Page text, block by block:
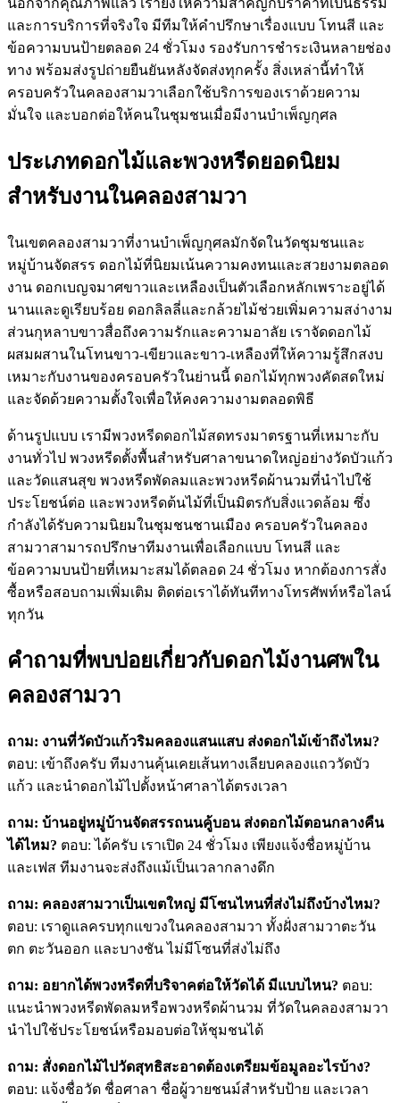
และการบริการที่จริงใจ มีทีมให้คำปรึกษาเรื่องแบบ โทนสี และ
ข้อความบนป้ายตลอด 24 ชั่วโมง รองรับการชำระเงินหลายช่อง
ทาง พร้อมส่งรูปถ่ายยืนยันหลังจัดส่งทุกครั้ง สิ่งเหล่านี้ทำให้
ครอบครัวในคลองสามวาเลือกใช้บริการของเราด้วยความ
มั่นใจ และบอกต่อให้คนในชุมชนเมื่อมีงานบำเพ็ญกุศล
ประเภทดอกไม้และพวงหรีดยอดนิยม
สำหรับงานในคลองสามวา
ในเขตคลองสามวาที่งานบำเพ็ญกุศลมักจัดในวัดชุมชนและ
หมู่บ้านจัดสรร ดอกไม้ที่นิยมเน้นความคงทนและสวยงามตลอด
งาน ดอกเบญจมาศขาวและเหลืองเป็นตัวเลือกหลักเพราะอยู่ได้
นานและดูเรียบร้อย ดอกลิลลี่และกล้วยไม้ช่วยเพิ่มความสง่างาม
ส่วนกุหลาบขาวสื่อถึงความรักและความอาลัย เราจัดดอกไม้
ผสมผสานในโทนขาว-เขียวและขาว-เหลืองที่ให้ความรู้สึกสงบ
เหมาะกับงานของครอบครัวในย่านนี้ ดอกไม้ทุกพวงคัดสดใหม่
และจัดด้วยความตั้งใจเพื่อให้คงความงามตลอดพิธี
ด้านรูปแบบ เรามีพวงหรีดดอกไม้สดทรงมาตรฐานที่เหมาะกับ
งานทั่วไป พวงหรีดตั้งพื้นสำหรับศาลาขนาดใหญ่อย่างวัดบัวแก้ว
และวัดแสนสุข พวงหรีดพัดลมและพวงหรีดผ้านวมที่นำไปใช้
ประโยชน์ต่อ และพวงหรีดต้นไม้ที่เป็นมิตรกับสิ่งแวดล้อม ซึ่ง
กำลังได้รับความนิยมในชุมชนชานเมือง ครอบครัวในคลอง
สามวาสามารถปรึกษาทีมงานเพื่อเลือกแบบ โทนสี และ
ข้อความบนป้ายที่เหมาะสมได้ตลอด 24 ชั่วโมง หากต้องการสั่ง
ซื้อหรือสอบถามเพิ่มเติม ติดต่อเราได้ทันทีทางโทรศัพท์หรือไลน์
ทุกวัน
คำถามที่พบบ่อยเกี่ยวกับดอกไม้งานศพใน
คลองสามวา
ถาม: งานที่วัดบัวแก้วริมคลองแสนแสบ ส่งดอกไม้เข้าถึงไหม?
ตอบ: เข้าถึงครับ ทีมงานคุ้นเคยเส้นทางเลียบคลองแถววัดบัว
แก้ว และนำดอกไม้ไปตั้งหน้าศาลาได้ตรงเวลา
ถาม: บ้านอยู่หมู่บ้านจัดสรรถนนคู้บอน ส่งดอกไม้ตอนกลางคืน
ได้ไหม? ตอบ: ได้ครับ เราเปิด 24 ชั่วโมง เพียงแจ้งชื่อหมู่บ้าน
และเฟส ทีมงานจะส่งถึงแม้เป็นเวลากลางดึก
ถาม: คลองสามวาเป็นเขตใหญ่ มีโซนไหนที่ส่งไม่ถึงบ้างไหม?
ตอบ: เราดูแลครบทุกแขวงในคลองสามวา ทั้งฝั่งสามวาตะวัน
ตก ตะวันออก และบางชัน ไม่มีโซนที่ส่งไม่ถึง
ถาม: อยากได้พวงหรีดที่บริจาคต่อให้วัดได้ มีแบบไหน? ตอบ:
แนะนำพวงหรีดพัดลมหรือพวงหรีดผ้านวม ที่วัดในคลองสามวา
นำไปใช้ประโยชน์หรือมอบต่อให้ชุมชนได้
ถาม: สั่งดอกไม้ไปวัดสุทธิสะอาดต้องเตรียมข้อมูลอะไรบ้าง?
ตอบ: แจ้งชื่อวัด ชื่อศาลา ชื่อผู้วายชนม์สำหรับป้าย และเวลา